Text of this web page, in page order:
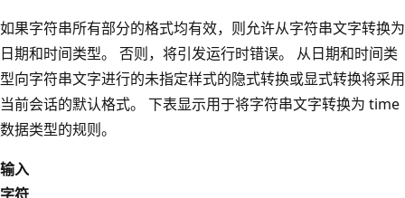
如果字符串所有部分的格式均有效，则允许从字符串文字转换为
日期和时间类型。 否则，将引发运行时错误。 从日期和时间类
型向字符串文字进行的未指定样式的隐式转换或显式转换将采用
当前会话的默认格式。 下表显示用于将字符串文字转换为 time
数据类型的规则。
输入
字符